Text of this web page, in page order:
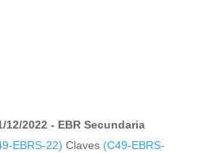
2022 - EBR Secundaria
EBRS-22) Claves (C49-EBRS-